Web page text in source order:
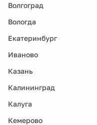
Волгоград
Вологда
Екатеринбург
Иваново
Казань
Калининград
Калуга
Кемерово